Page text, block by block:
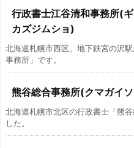
行政書士江谷清和事務所(
カズジムショ)
北海道札幌市西区、地下鉄宮の沢
事務所」です。
熊谷総合事務所(クマガイ
北海道札幌市北区の行政書士「熊
した。